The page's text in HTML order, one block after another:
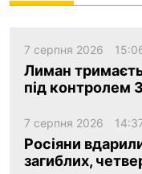
7 серпня 2026
Лиман
під
7 серпня 2026
Росіяни
загиблих,